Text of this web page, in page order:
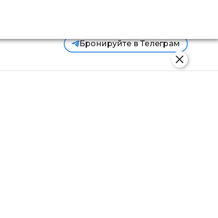
Бронируйте в Телеграм